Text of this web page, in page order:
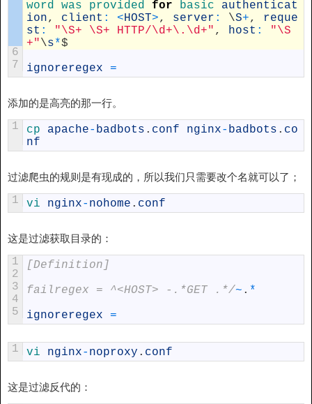
6
7
word was provided for basic authenticat
ion, client : <HOST>, server : \S+,
reque
st : "\S+ \S+ HTTP/\d+\.\d+" , host :
"\S
+"\s*$
ignoreregex
=
添加的是高亮的那一行。
1 cp apache- badbots . conf nginx- badbots . co
nf
过滤爬虫的规则是有现成的，所以我们只需要改个名就可以了；
1 vi nginx- nohome . conf
这是过滤获取目录的：
1
2
3
4
5
[Definition]
failregex = ^<HOST> -.*GET .*/~ . *
ignoreregex
=
1 vi nginx- noproxy . conf
这是过滤反代的：